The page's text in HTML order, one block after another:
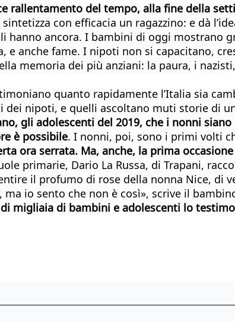
del tempo, alla fine della
con efficacia un ragazzino: e dà
ancora. I bambini di oggi mostrano
e anche fame. I nipoti non si capacitano,
memoria dei più anziani: la paura, i
quanto rapidamente l’Italia sia
nipoti, e quelli ascoltano muti storie di
gli adolescenti del 2019, che i nonni
è possibile. I nonni, poi, sono i primi volti
ora serrata. Ma, anche, la prima
primarie, Dario La Russa, di Trapani,
il profumo di rose della nonna Nice, di
io sento che non è così», scrive il
migliaia di bambini e adolescenti lo